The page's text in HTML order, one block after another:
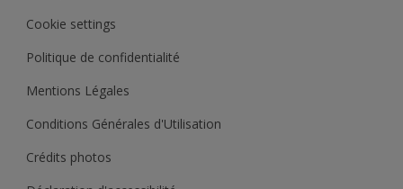
Cookie settings
Politique de confidentialité
Mentions Légales
Conditions Générales d'Utilisation
Crédits photos